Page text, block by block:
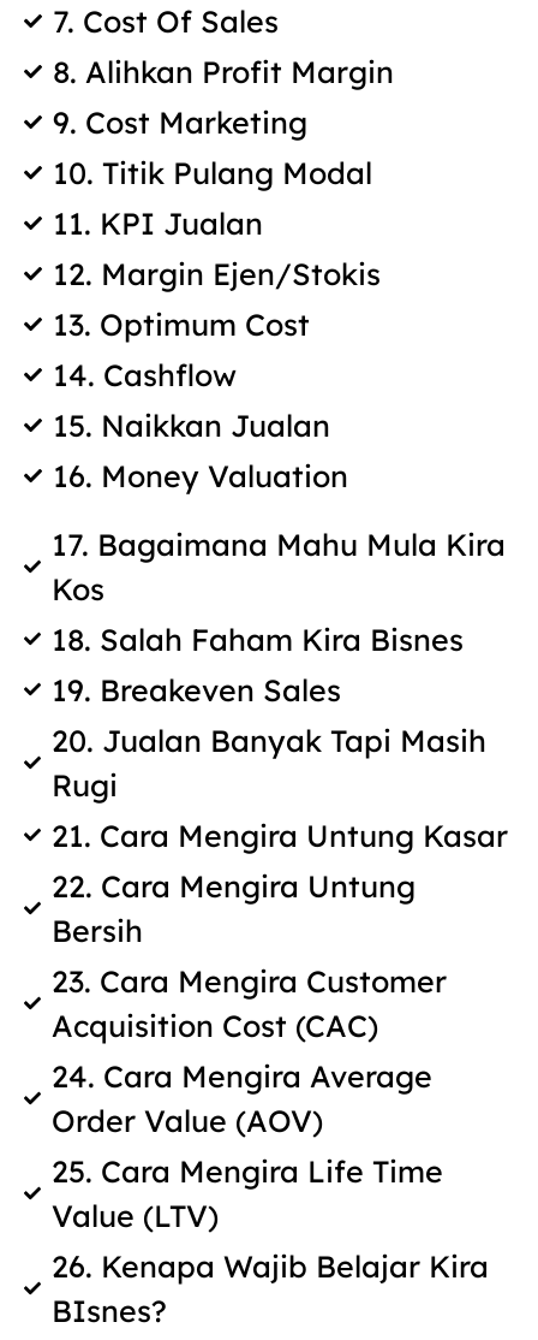
7. Cost Of Sales
8. Alihkan Profit Margin
9. Cost Marketing
10. Titik Pulang Modal
11. KPI Jualan
12. Margin Ejen/Stokis
13. Optimum Cost
14. Cashflow
15. Naikkan Jualan
16. Money Valuation
17. Bagaimana Mahu Mula Kira
Kos
18. Salah Faham Kira Bisnes
19. Breakeven Sales
20. Jualan Banyak Tapi Masih
Rugi
21. Cara Mengira Untung Kasar
22. Cara Mengira Untung
Bersih
23. Cara Mengira Customer
Acquisition Cost (CAC)
24. Cara Mengira Average
Order Value (AOV)
25. Cara Mengira Life Time
Value (LTV)
26. Kenapa Wajib Belajar Kira
BIsnes?